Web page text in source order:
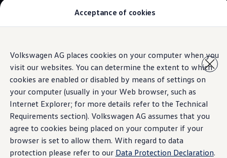
Acceptance of cookies
Volkswagen AG places cookies on your computer when you
visit our websites. You can determine the extent to which
cookies are enabled or disabled by means of settings on
your computer (usually in your Web browser, such as
Internet Explorer; for more details refer to the Technical
Requirements section). Volkswagen AG assumes that you
agree to cookies being placed on your computer if your
browser is set to allow them. With regard to data
protection please refer to our Data Protection Declaration.
contenido
principal
a pie
de
página
Modelos y Concesionarios
Contáctanos
Marca y Experiencia
Volkswagen Honduras
Latin NCAP
Espacio Exclusivo para Prensa
Tengo un Volkswagen
Manuales Volkswagen
Noticias
Information
La tecnología que te
rodea